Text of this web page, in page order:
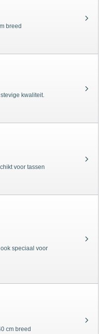
breed
kwaliteit.
voor tassen
speciaal voor
cm breed